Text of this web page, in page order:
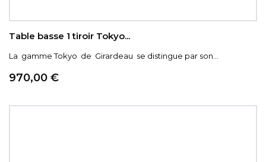
Table basse 1 tiroir Tokyo...
La gamme Tokyo de Girardeau se distingue par son...
Prix
970,00 €